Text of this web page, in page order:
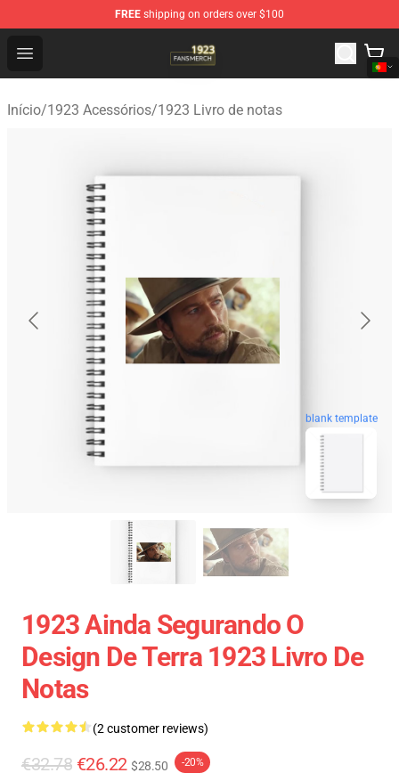
FREE shipping on orders over $100
Open menu
1923 Shop - Official 1923 Merchandise Store
Início/1923 Acessórios/1923 Livro de notas
blank template
1923 Ainda Segurando O
Design De Terra 1923 Livro De
Notas
(2 customer reviews)
€32.78 €26.22 $28.50 -20%